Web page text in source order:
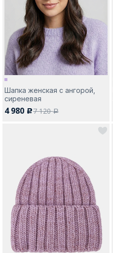
Шапка женская с ангорой,
сиреневая
4 980 c7 120a